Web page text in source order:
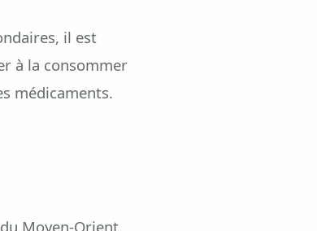
il est
à la consommer
médicaments.
Moyen-Orient.